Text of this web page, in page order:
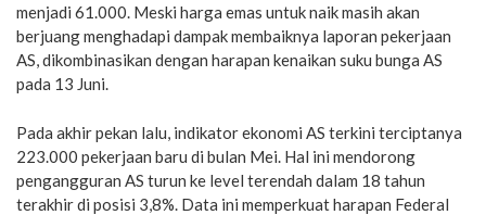
menjadi 61.000. Meski harga emas untuk naik masih akan
berjuang menghadapi dampak membaiknya laporan pekerjaan
AS, dikombinasikan dengan harapan kenaikan suku bunga AS
pada 13 Juni.
Pada akhir pekan lalu, indikator ekonomi AS terkini terciptanya
223.000 pekerjaan baru di bulan Mei. Hal ini mendorong
pengangguran AS turun ke level terendah dalam 18 tahun
terakhir di posisi 3,8%. Data ini memperkuat harapan Federal